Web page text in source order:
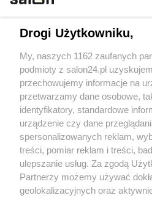
Sport
Społeczeństwo
Kultura
X Facebook
Drogi Użytkowniku,
My, naszych 1162 zaufanych
podmioty z salon24.pl
przechowujemy informacje na
przetwarzamy dane osobowe,
identyfikatory, standardowe
urządzenie czy dane
spersonalizowanych reklam,
treści, pomiar reklam i treści,
ulepszanie usług. Za zgodą
Partnerzy możemy używać
geolokalizacyjnych oraz